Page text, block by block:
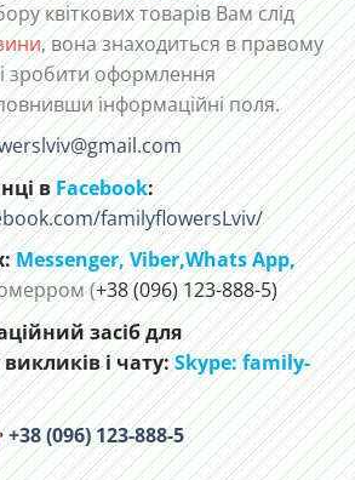
квіткових товарів Вам слід
, вона знаходиться в правому
зробити оформлення
інформаційні поля.
вFacebook:
familyflowersLviv/
Messenger,Viber,Whats App,
(+38 (096) 123-888-5)
засіб для
і чату:Skype: family-
+38 (096) 123-888-5